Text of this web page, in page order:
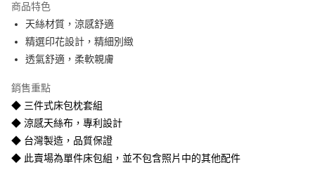
街口支付
悠遊付
全盈+PAY
AFTEE先享後付
相關說明
【關於「AFTEE先享後付」】
商品特色
天絲材質，涼感舒適
精選印花設計，精細別緻
透氣舒適，柔軟親膚
銷售重點
◆ 三件式床包枕套組
◆ 涼感天絲布，專利設計
◆ 台灣製造，品質保證
◆ 此賣場為單件床包組，並不包含照片中的其他配件